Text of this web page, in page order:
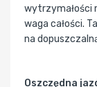
wytrzymałości
waga całości.
na
Oszczędna